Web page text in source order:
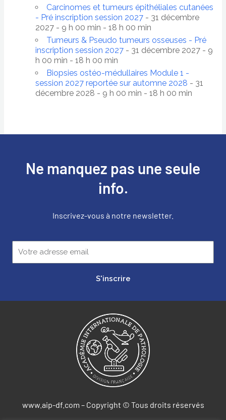
Carcinomes et tumeurs épithéliales cutanées
- Pré inscription session 2027- 31 décembre
2027 - 9 h 00 min - 18 h 00 min
Tumeurs & Pseudo tumeurs osseuses - Pré
inscription session 2027- 31 décembre 2027 - 9
h 00 min - 18 h 00 min
Biopsies ostéo-médullaires Module 1 -
session 2027 reportée sur automne 2028 - 31
décembre 2028 - 9 h 00 min - 18 h 00 min
Ne manquez pas une seule
info.
Inscrivez-vous à notre newsletter.
S'inscrire
www.aip-df.com – Copyright © Tous droits réservés